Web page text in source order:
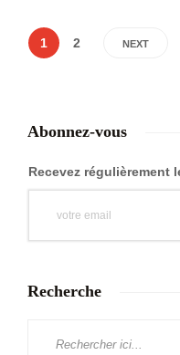
1 2 NEXT
Abonnez-vous
Recevez régulièrement
Recherche